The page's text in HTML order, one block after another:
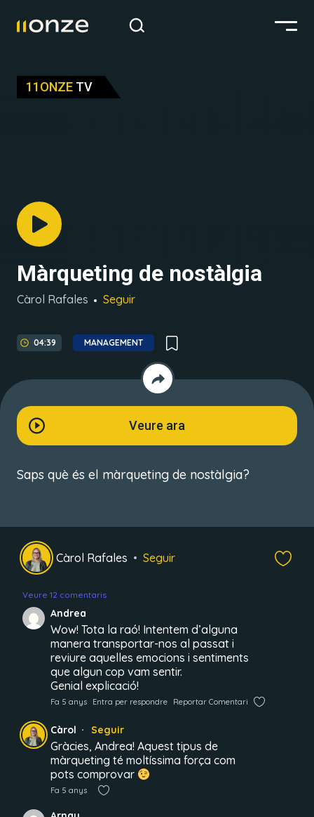
11ONZE TV
Màrqueting de nostàlgia
Càrol Rafales Seguir
04:39 MANAGEMENT
Veure ara
Saps què és el màrqueting de nostàlgia?
Càrol Rafales Seguir
Veure 12 comentaris
Andrea
Wow! Tota la raó! Intentem d’alguna
manera transportar-nos al passat i
reviure aquelles emocions i sentiments
que algun cop vam sentir.
Genial explicació!
Fa 5 anys Entra per respondre Reportar Comentari
Càrol Seguir
Gràcies, Andrea! Aquest tipus de
màrqueting té moltíssima força com
pots comprovar
Fa 5 anys